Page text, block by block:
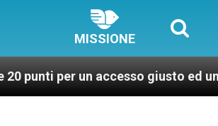
MISSIONE
accesso giusto ed universale ai